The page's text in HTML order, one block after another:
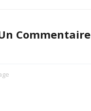
Commentaire